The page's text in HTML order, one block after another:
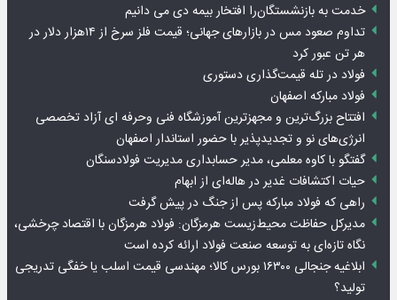
خدمت به بازنشستگان‌را افتخار بیمه دی می دانیم
تداوم صعود مس در بازارهای جهانی؛ قیمت فلز سرخ از ۱۴هزار دلار در
هر تن عبور کرد
فولاد در تله قیمت‌گذاری دستوری
فولاد مبارکه اصفهان
افتتاح بزرگ‌ترین و مجهزترین آموزشگاه فنی وحرفه ای آزاد تخصصی
انرژی‌های نو و تجدیدپذیر با حضور استاندار اصفهان
گفتگو با کاوه معلمی، مدیر حسابداری مدیریت فولادسنگان
حیات اکتشافات غدیر در هاله‌ای از ابهام
راهی که فولاد مبارکه پس از جنگ در پیش گرفت
مدیرکل حفاظت محیط‌زیست هرمزگان: فولاد هرمزگان با اقتصاد چرخشی،
نگاه تازه‌ای به توسعه صنعت فولاد ارائه کرده است
ابلاغیه جنجالی ۱۶۳۰۰ بورس کالا؛ مهندسی قیمت اسلب یا خفگی تدریجی
تولید؟